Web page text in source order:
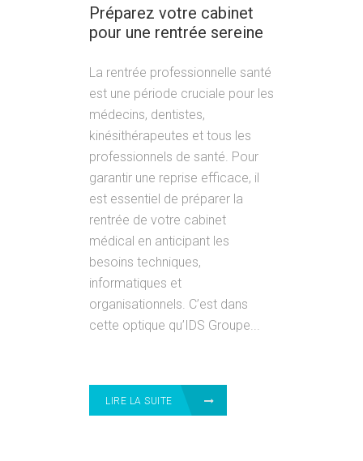
Préparez votre cabinet
pour une rentrée sereine
La rentrée professionnelle santé
est une période cruciale pour les
médecins, dentistes,
kinésithérapeutes et tous les
professionnels de santé. Pour
garantir une reprise efficace, il
est essentiel de préparer la
rentrée de votre cabinet
médical en anticipant les
besoins techniques,
informatiques et
organisationnels. C’est dans
cette optique qu’IDS Groupe...
LIRE LA SUITE